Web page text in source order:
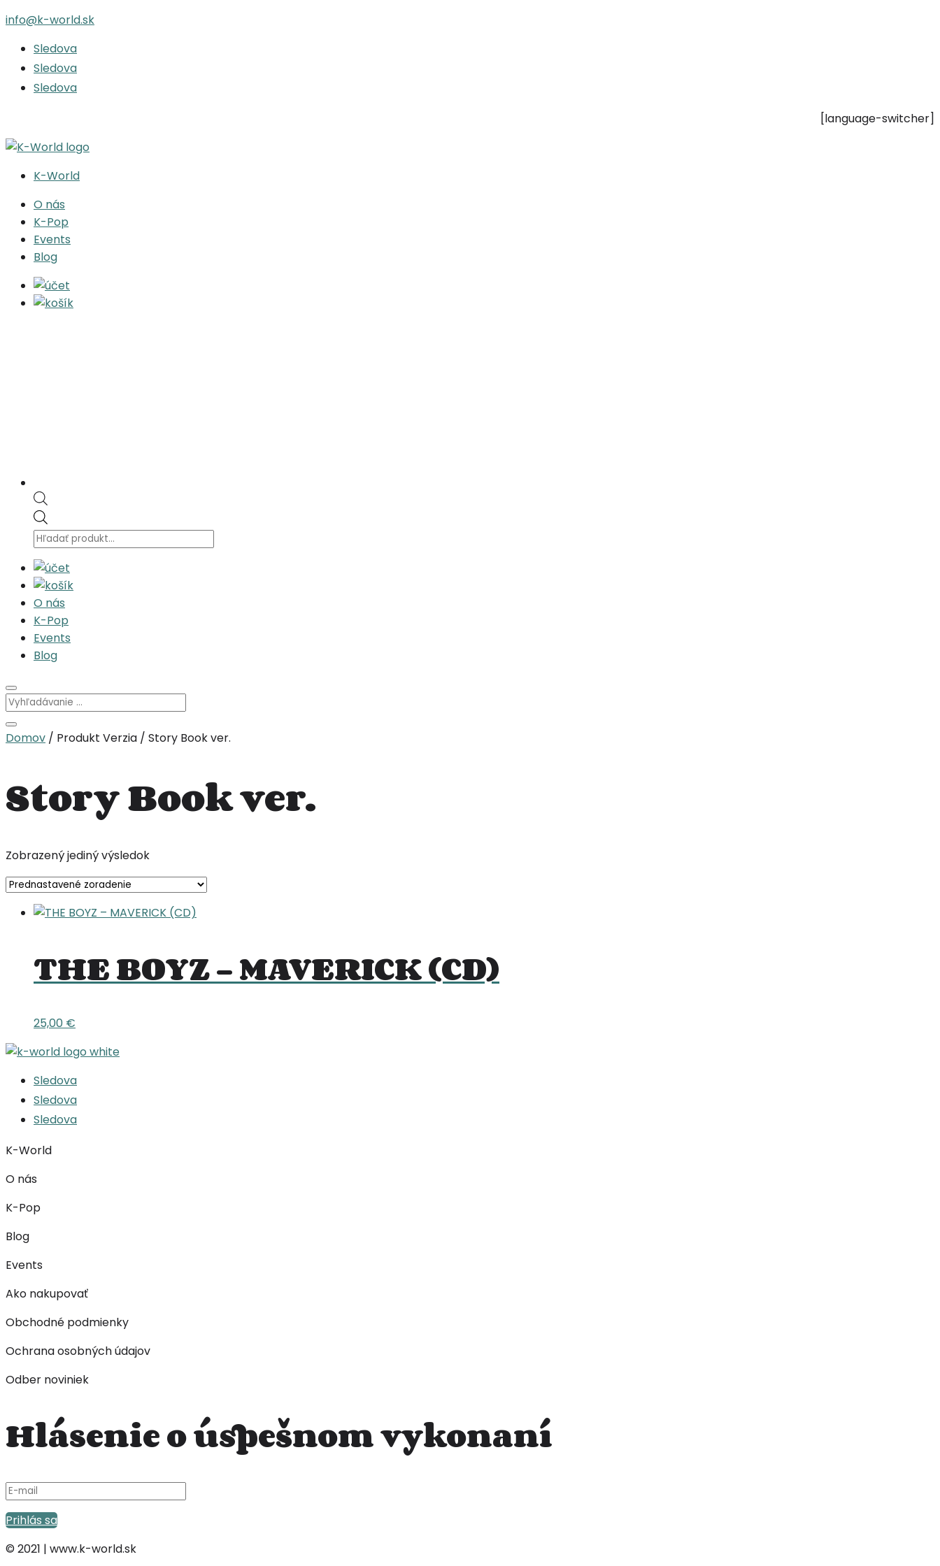
info@k-world.sk
Sledova
Sledova
Sledova
[language-switcher]
K-World
O nás
K-Pop
Events
Blog
search
O nás
K-Pop
Events
Blog
Domov / Produkt Verzia / Story Book ver.
Story Book ver.
Zobrazený jediný výsledok
THE BOYZ – MAVERICK (CD)
25,00 €
Sledova
Sledova
Sledova
K-World
O nás
K-Pop
Blog
Events
Ako nakupovať
Obchodné podmienky
Ochrana osobných údajov
Odber noviniek
Hlásenie o úspešnom vykonaní
Prihlás sa
© 2021 | www.k-world.sk